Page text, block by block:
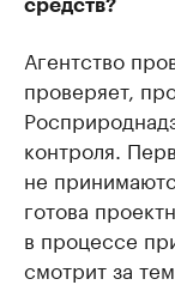
средств?
Агентство
проверяет,
контроля.
не
готова
в процессе
смотрит за